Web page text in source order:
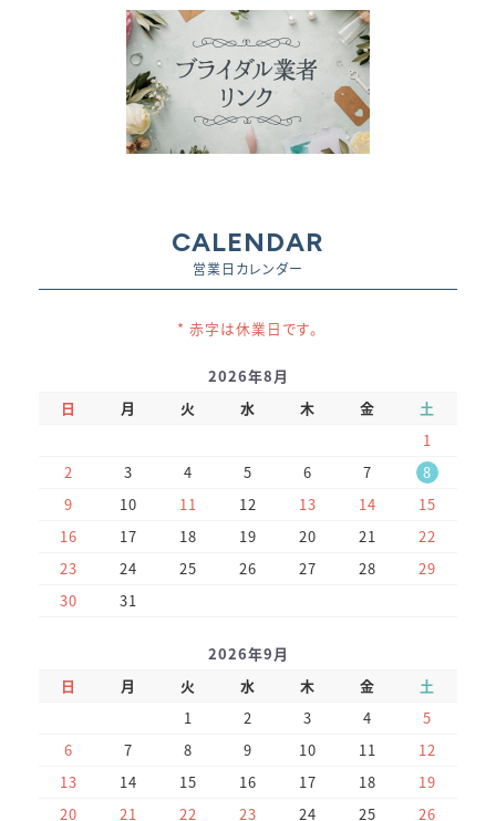
CALENDAR
営業日カレンダー
* 赤字は休業日です。
2026年8月
日
月 火 水 木 金
土
1
2
3 4 5 6 7
8
9
10 11 12 13 14
15
16
17 18 19 20 21
22
23
24 25 26 27 28
29
30
31
2026年9月
日
月 火 水 木 金
土
1
2 3 4
5
6
7 8 9 10 11
12
13
14 15 16 17 18
19
20
21 22 23 24 25
26